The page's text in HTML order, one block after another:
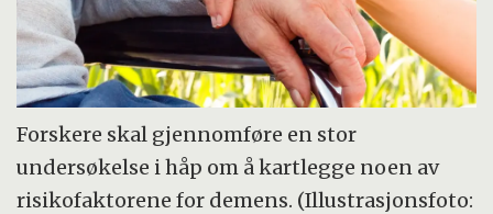
Forskere skal gjennomføre en stor
undersøkelse i håp om å kartlegge noen av
risikofaktorene for demens. (Illustrasjonsfoto: